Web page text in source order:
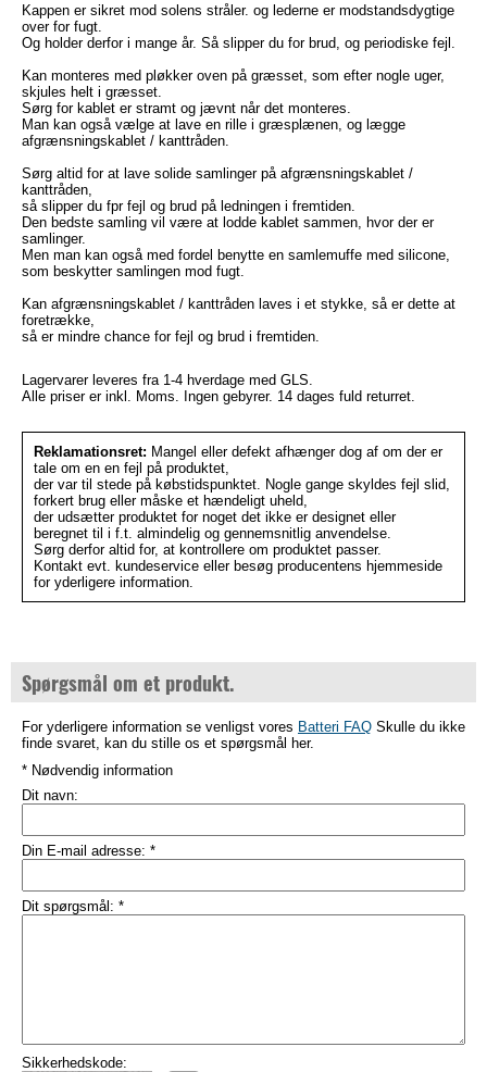
Kappen er sikret mod solens stråler. og lederne er modstandsdygtige
over for fugt.
Og holder derfor i mange år. Så slipper du for brud, og periodiske fejl.
Kan monteres med pløkker oven på græsset, som efter nogle uger,
skjules helt i græsset.
Sørg for kablet er stramt og jævnt når det monteres.
Man kan også vælge at lave en rille i græsplænen, og lægge
afgrænsningskablet / kanttråden.
Sørg altid for at lave solide samlinger på afgrænsningskablet /
kanttråden,
så slipper du fpr fejl og brud på ledningen i fremtiden.
Den bedste samling vil være at lodde kablet sammen, hvor der er
samlinger.
Men man kan også med fordel benytte en samlemuffe med silicone,
som beskytter samlingen mod fugt.
Kan afgrænsningskablet / kanttråden laves i et stykke, så er dette at
foretrække,
så er mindre chance for fejl og brud i fremtiden.
Lagervarer leveres fra 1-4 hverdage med GLS.
Alle priser er inkl. Moms. Ingen gebyrer. 14 dages fuld returret.
Reklamationsret: Mangel eller defekt afhænger dog af om der er
tale om en en fejl på produktet,
der var til stede på købstidspunktet. Nogle gange skyldes fejl slid,
forkert brug eller måske et hændeligt uheld,
der udsætter produktet for noget det ikke er designet eller
beregnet til i f.t. almindelig og gennemsnitlig anvendelse.
Sørg derfor altid for, at kontrollere om produktet passer.
Kontakt evt. kundeservice eller besøg producentens hjemmeside
for yderligere information.
Spørgsmål om et produkt.
For yderligere information se venligst vores Batteri FAQ Skulle du ikke
finde svaret, kan du stille os et spørgsmål her.
* Nødvendig information
Dit navn:
Din E-mail adresse: *
Dit spørgsmål: *
Sikkerhedskode: